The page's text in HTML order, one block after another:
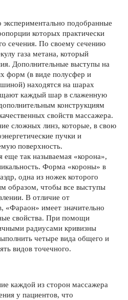
подобранные
которых практически
сечения. По своему сечению
газа метана, который
Дополнительные выступы на
форм (в виде полусфер и
находятся на шарах
каждый шар в слаженную
конструкциям
свойств массажера.
сложных линз, которые, в свою
пучки и
поверхность.
так называемая «корона»,
Форма «короны» в
одна из ножек которого
образом, чтобы все выступы
В отличие от
имеет значительно
свойства. При помощи
радиусами кривизны
четыре вида общего и
видов точечного.
каждой из сторон массажера
у пациентов, что